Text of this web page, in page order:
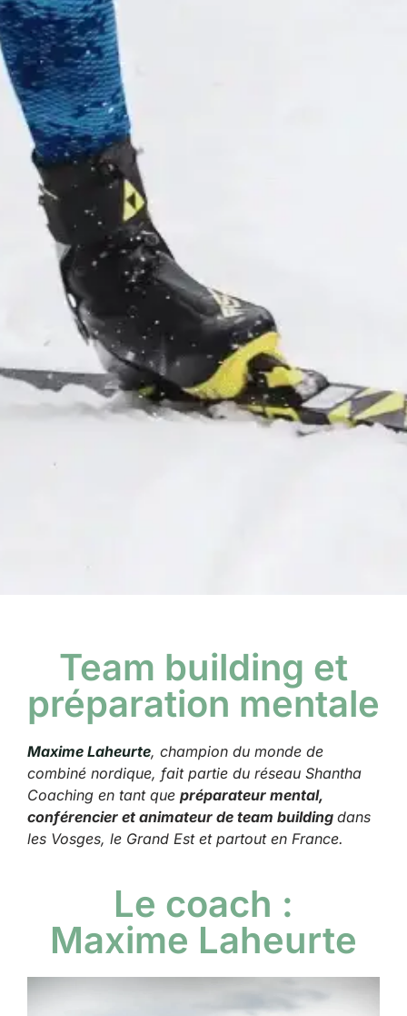
Team building et
préparation mentale
Maxime Laheurte, champion du monde de
combiné nordique, fait partie du réseau Shantha
Coaching en tant que préparateur mental,
conférencier et animateur de team building dans
les Vosges, le Grand Est et partout en France.
Le coach :
Maxime Laheurte